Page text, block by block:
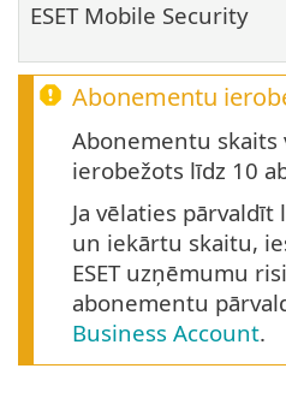
ESET Mobile Security
Abonementu
Abonementu
ierobežots līdz 10
Ja vēlaties
un iekārtu skaitu,
ESET uzņēmumu
abonementu
Business Account.